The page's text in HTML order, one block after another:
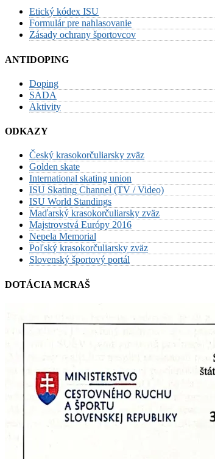
Etický kódex ISU
Formulár pre nahlasovanie
Zásady ochrany športovcov
ANTIDOPING
Doping
SADA
Aktivity
ODKAZY
Český krasokorčuliarsky zväz
Golden skate
International skating union
ISU Skating Channel (TV / Video)
ISU World Standings
Maďarský krasokorčuliarsky zväz
Majstrovstvá Európy 2016
Nepela Memorial
Poľský krasokorčuliarsky zväz
Slovenský športový portál
DOTÁCIA MCRAŠ